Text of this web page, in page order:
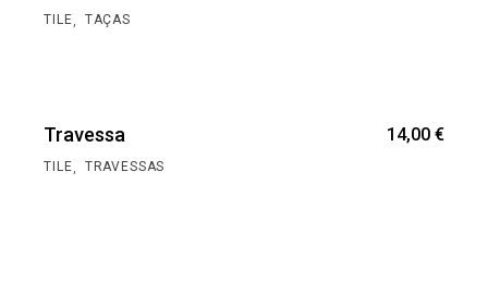
TILE, TAÇAS
Travessa 14,00 €
TILE, TRAVESSAS